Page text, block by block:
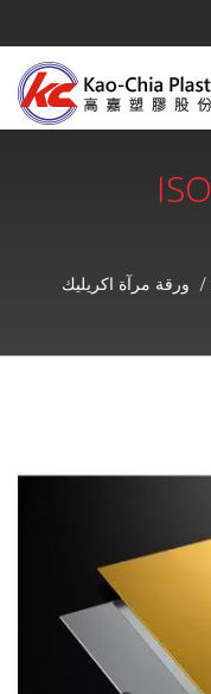
ورقة مرآة اكريليك | ISO
الأكريليك، منتجات PE ورقة
/ ورقة مرآة اكريليك